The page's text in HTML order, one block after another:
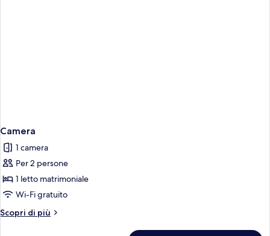
Camera
1 camera
Per 2 persone
1 letto matrimoniale
Wi-Fi gratuito
Scopri di più
Altri